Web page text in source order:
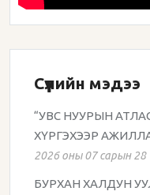
Сүүлийн мэдээ
“УВС НУУРЫН
ХҮРГЭХЭЭР
2026 оны 07 сарын 28
БУРХАН ХАЛДУН